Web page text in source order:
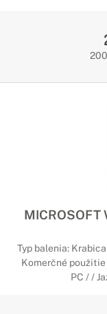
MICROSOFT
Typ balenia:
Komerčné
PC / /